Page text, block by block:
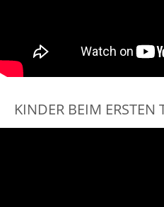
KINDER BEIM ERSTEN